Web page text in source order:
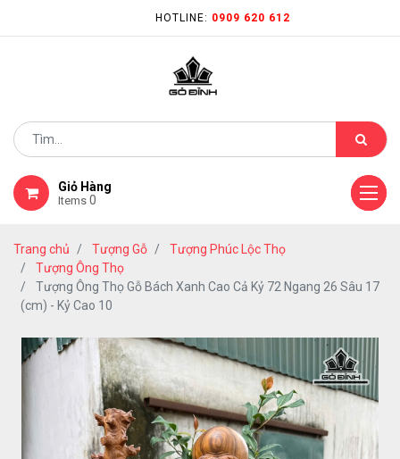
HOTLINE: 0909 620 612
Giỏ Hàng
Items 0
Trang chủ Tượng Gỗ
Tượng Phúc Lộc Thọ
Tượng Ông Thọ
Tượng Ông Thọ Gỗ Bách Xanh Cao Cả Kỷ 72 Ngang 26 Sâu 17
(cm) - Kỷ Cao 10